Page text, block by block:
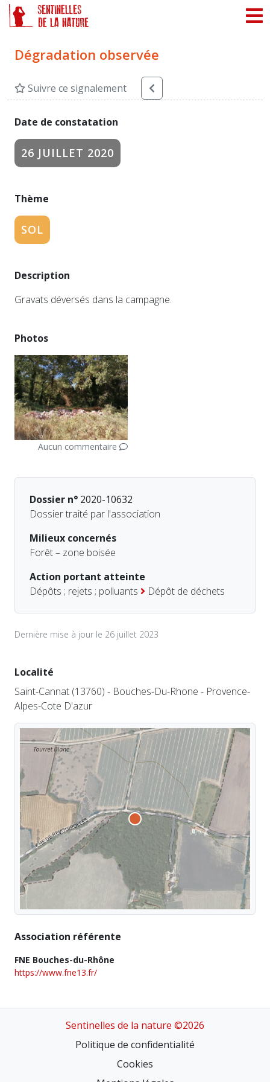
Dégradation observée
Suivre ce signalement
Date de constatation
26 JUILLET 2020
Thème
SOL
Description
Gravats déversés dans la campagne.
Photos
Aucun commentaire
Dossier n° 2020-10632
Dossier traité par l'association
Milieux concernés
Forêt – zone boisée
Action portant atteinte
Dépôts ; rejets ; polluants
Dépôt de déchets
Dernière mise à jour le 26 juillet 2023
Localité
Saint-Cannat (13760) - Bouches-Du-Rhone - Provence-
Alpes-Cote D'azur
Association référente
FNE Bouches-du-Rhône
https://www.fne13.fr/
Sentinelles de la nature ©2026
Politique de confidentialité
Cookies
Panneau de gestion des cookies